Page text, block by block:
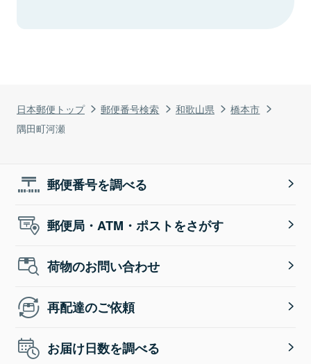
日本郵便トップ 郵便番号検索 和歌山県
橋本市
隅田町河瀬
郵便番号を調べる
郵便局・ATM・ポストをさがす
荷物のお問い合わせ
再配達のご依頼
お届け日数を調べる